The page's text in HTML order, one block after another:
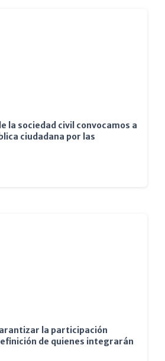
la sociedad civil convocamos a
ciudadana por las
la participación
de quienes integrarán